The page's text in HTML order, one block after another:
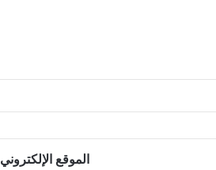
الموقع الإلكتروني